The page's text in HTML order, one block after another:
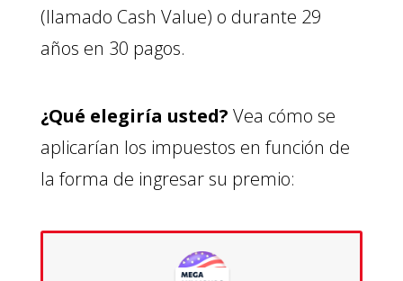
(llamado Cash Value) o durante 29
años en 30 pagos.
¿Qué elegiría usted? Vea cómo se
aplicarían los impuestos en función de
la forma de ingresar su premio: